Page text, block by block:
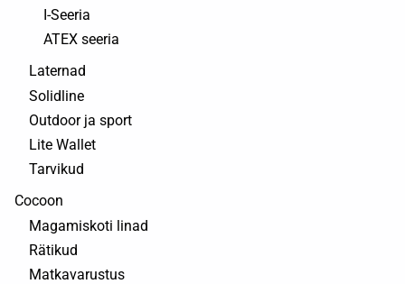
I-Seeria
ATEX seeria
Laternad
Solidline
Outdoor ja sport
Lite Wallet
Tarvikud
Cocoon
Magamiskoti linad
Rätikud
Matkavarustus